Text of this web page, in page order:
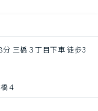
三橋３丁目下車 徒歩3
４